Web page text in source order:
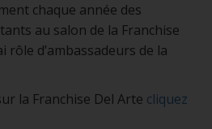
chaque année des
au salon de la Franchise
d’ambassadeurs de la
la Franchise Del Arte cliquez